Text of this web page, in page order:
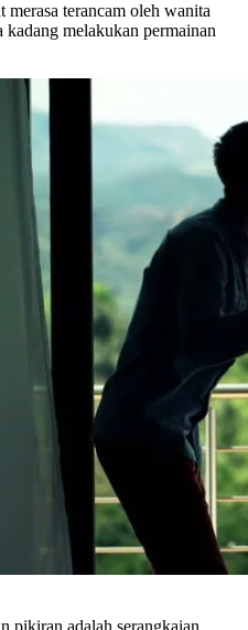
merasa terancam oleh wanita
kadang melakukan permainan